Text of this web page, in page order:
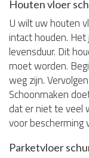
Houten vloer
U wilt uw houten
intact houden.
levensduur. Dit
moet worden.
weg zijn.
Schoonmaken
dat er niet te veel
voor bescherming
Parketvloer